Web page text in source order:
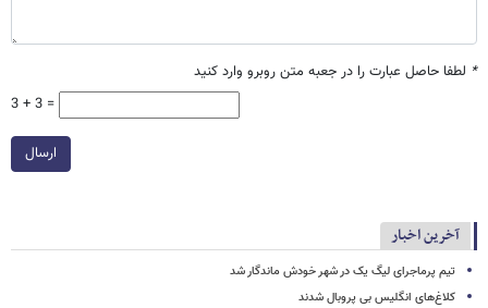
* لطفا حاصل عبارت را در جعبه متن روبرو وارد کنید
3 + 3 =
ارسال
آخرین اخبار
تیم پرماجرای لیگ یک در شهر خودش ماندگار شد
کلاغ‌های انگلیس بی پروبال شدند